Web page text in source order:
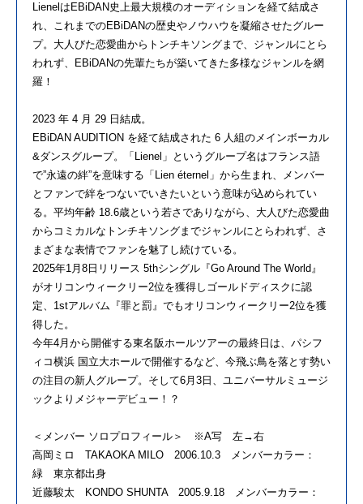
LienelはEBiDAN史上最大規模のオーディションを経て結成さ
れ、これまでのEBiDANの歴史やノウハウを凝縮させたグルー
プ。大人びた恋愛曲からトンチキソングまで、ジャンルにとら
われず、EBiDANの先輩たちが築いてきた多様なジャンルを網
羅！
2023 年 4 月 29 日結成。
EBiDAN AUDITION を経て結成された 6 人組のメインボーカル
&ダンスグループ。「Lienel」というグループ名はフランス語
で”永遠の絆”を意味する「Lien éternel」から生まれ、メンバー
とファンで絆をつないでいきたいという意味が込められてい
る。平均年齢 18.6歳という若さでありながら、大人びた恋愛曲
からコミカルなトンチキソングまでジャンルにとらわれず、さ
まざまな表情でファンを魅了し続けている。
2025年1月8日リリース 5thシングル『Go Around The World』
がオリコンウィークリー2位を獲得しゴールドディスクに認
定、1stアルバム『罪と罰』でもオリコンウィークリー2位を獲
得した。
今年4月から開催する東名阪ホールツアーの最終日は、パシフ
ィコ横浜 国立大ホールで開催するなど、今飛ぶ鳥を落とす勢い
の注目の新人グループ。そして6月3日、ユニバーサルミュージ
ックよりメジャーデビュー！？
＜メンバー ソロプロフィール＞ ※A写 左→右
高岡ミロ TAKAOKA MILO 2006.10.3 メンバーカラー：
緑 東京都出身
近藤駿太 KONDO SHUNTA 2005.9.18 メンバーカラー：